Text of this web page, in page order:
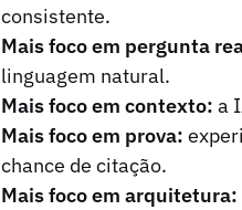
consistente.
Mais foco em pergunta
linguagem natural.
Mais foco em contexto: a
Mais foco em prova:
chance de citação.
Mais foco em arquitetura: